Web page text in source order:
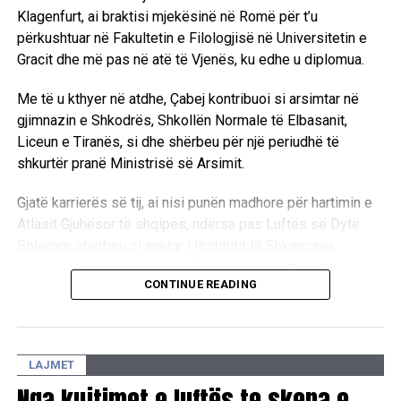
Klagenfurt, ai braktisi mjekësinë në Romë për t’u
përkushtuar në Fakultetin e Filologjisë në Universitetin e
Gracit dhe më pas në atë të Vjenës, ku edhe u diplomua.
Me të u kthyer në atdhe, Çabej kontribuoi si arsimtar në
gjimnazin e Shkodrës, Shkollën Normale të Elbasanit,
Liceun e Tiranës, si dhe shërbeu për një periudhë të
shkurtër pranë Ministrisë së Arsimit.
Gjatë karrierës së tij, ai nisi punën madhore për hartimin e
Atlasit Gjuhësor të shqipes, ndërsa pas Luftës së Dytë
pedagog në Universitetin e Tiranës dhe anëtar themelues i
Akademisë së Shkencave. Integriteti i tij i lartë intelektual
Mbretëror i Studimeve Shqiptare.
Si studiues poliedrik në leksikologji, gjuhësi historike,
dialektologji e etimologji, Çabej mbetet i njohur për botimin
CONTINUE READING
LAJMET